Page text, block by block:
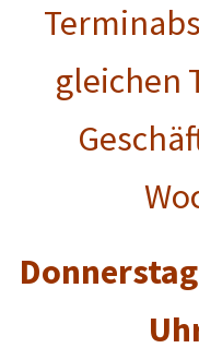
gleichen
Donnerstag